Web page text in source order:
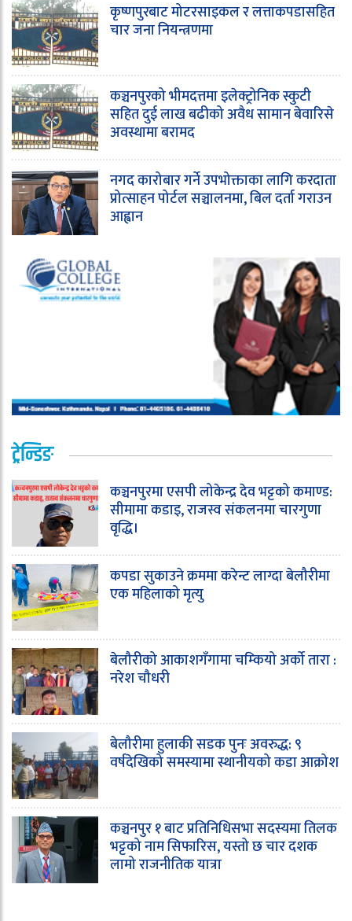
कृष्णपुरबाट मोटरसाइकल र लत्ताकपडासहित
चार जना नियन्त्रणमा
कञ्चनपुरको भीमदत्तमा इलेक्ट्रोनिक स्कुटी
सहित दुई लाख बढीको अवैध सामान बेवारिसे
अवस्थामा बरामद
नगद कारोबार गर्ने उपभोक्ताका लागि करदाता
प्रोत्साहन पोर्टल सञ्चालनमा, बिल दर्ता गराउन
आह्वान
ट्रेन्डिङ
कञ्चनपुरमा एसपी लोकेन्द्र देव भट्टको कमाण्ड:
सीमामा कडाइ, राजस्व संकलनमा चारगुणा
वृद्धि।
कपडा सुकाउने क्रममा करेन्ट लाग्दा बेलौरीमा
एक महिलाको मृत्यु
बेलौरीको आकाशगँगामा चम्कियो अर्को तारा :
नरेश चौधरी
बेलौरीमा हुलाकी सडक पुनः अवरुद्ध: ९
वर्षदेखिको समस्यामा स्थानीयको कडा आक्रोश
कञ्चनपुर १ बाट प्रतिनिधिसभा सदस्यमा तिलक
भट्टको नाम सिफारिस, यस्तो छ चार दशक
लामो राजनीतिक यात्रा